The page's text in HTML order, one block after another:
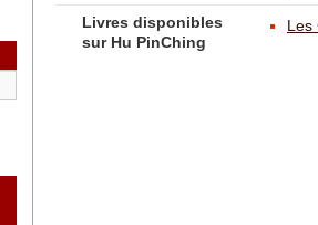
Livres disponibles
sur Hu PinChing
Les